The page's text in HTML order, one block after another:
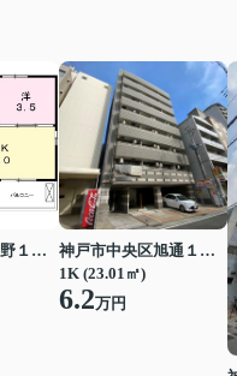
西宮市山口町中野１丁目
神戸市中央区旭通１丁目
1K (23.01㎡)
6.2万円